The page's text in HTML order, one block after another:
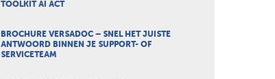
TOOLKIT AI ACT
BROCHURE VERSADOC – SNEL HET JUISTE
ANTWOORD BINNEN JE SUPPORT- OF
SERVICETEAM